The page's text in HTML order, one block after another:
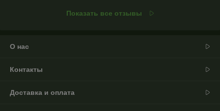
Показать все отзывы
О нас
Контакты
Доставка и оплата